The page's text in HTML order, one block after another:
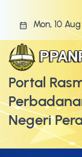
Mon, 10
Portal
Negeri